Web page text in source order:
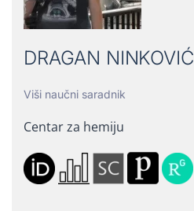
DRAGAN NINKOVIĆ
Viši naučni saradnik
Centar za hemiju